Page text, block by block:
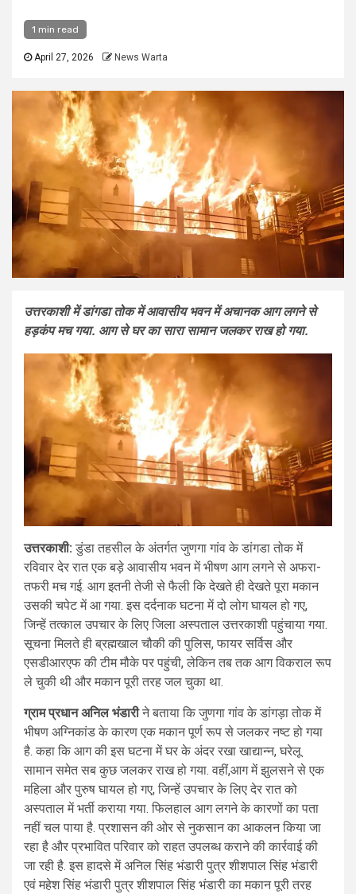
1 min read
April 27, 2026 News Warta
उत्तरकाशी में डांगडा तोक में आवासीय भवन में अचानक आग लगने से
हड़कंप मच गया. आग से घर का सारा सामान जलकर राख हो गया.
उत्तरकाशी: डुंडा तहसील के अंतर्गत जुणगा गांव के डांगडा तोक में
रविवार देर रात एक बड़े आवासीय भवन में भीषण आग लगने से अफरा-
तफरी मच गई. आग इतनी तेजी से फैली कि देखते ही देखते पूरा मकान
उसकी चपेट में आ गया. इस दर्दनाक घटना में दो लोग घायल हो गए,
जिन्हें तत्काल उपचार के लिए जिला अस्पताल उत्तरकाशी पहुंचाया गया.
सूचना मिलते ही ब्रह्मखाल चौकी की पुलिस, फायर सर्विस और
एसडीआरएफ की टीम मौके पर पहुंची, लेकिन तब तक आग विकराल रूप
ले चुकी थी और मकान पूरी तरह जल चुका था.
ग्राम प्रधान अनिल भंडारीने बताया कि जुणगा गांव के डांगड़ा तोक में
भीषण अग्निकांड के कारण एक मकान पूर्ण रूप से जलकर नष्ट हो गया
है. कहा कि आग की इस घटना में घर के अंदर रखा खाद्यान्न, घरेलू
सामान समेत सब कुछ जलकर राख हो गया. वहीं,आग में झुलसने से एक
महिला और पुरुष घायल हो गए, जिन्हें उपचार के लिए देर रात को
अस्पताल में भर्ती कराया गया. फिलहाल आग लगने के कारणों का पता
नहीं चल पाया है. प्रशासन की ओर से नुकसान का आकलन किया जा
रहा है और प्रभावित परिवार को राहत उपलब्ध कराने की कार्रवाई की
जा रही है. इस हादसे में अनिल सिंह भंडारी पुत्र शीशपाल सिंह भंडारी
एवं महेश सिंह भंडारी पुत्र शीशपाल सिंह भंडारी का मकान पूरी तरह